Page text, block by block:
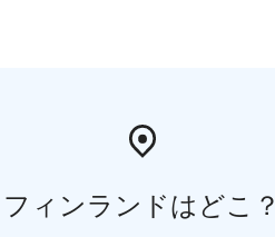
フィンランドはどこ？